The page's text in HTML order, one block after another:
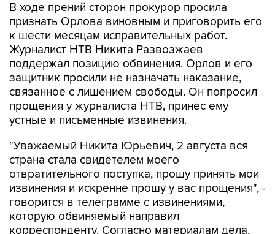
В ходе прений сторон прокурор просила
признать Орлова виновным и приговорить его
к шести месяцам исправительных работ.
Журналист НТВ Никита Развозжаев
поддержал позицию обвинения. Орлов и его
защитник просили не назначать наказание,
связанное с лишением свободы. Он попросил
прощения у журналиста НТВ, принёс ему
устные и письменные извинения.
"Уважаемый Никита Юрьевич, 2 августа вся
страна стала свидетелем моего
отвратительного поступка, прошу принять мои
извинения и искренне прошу у вас прощения", -
говорится в телеграмме с извинениями,
которую обвиняемый направил
корреспонденту. Согласно материалам дела,